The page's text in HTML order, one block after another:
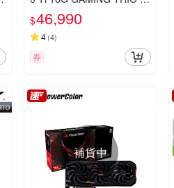
C 顯示卡
$46,990
4(4)
券
補貨中